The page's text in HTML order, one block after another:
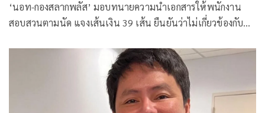
‘นอท-กองสลากพลัส’ มอบทนายความนำเอกสารให้พนักงาน
สอบสวนตามนัด แจงเส้นเงิน 39 เส้น ยืนยันว่าไม่เกี่ยวข้องกับ